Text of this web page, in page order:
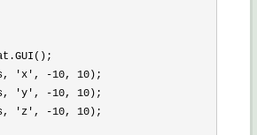
'x', -10, 10 );
'y', -10, 10 );
'z', -10, 10 );